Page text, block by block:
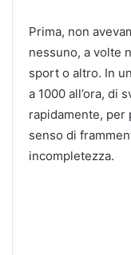
Prima, non
nessuno, a volte
sport o altro. In
a 1000 all’ora, di
rapidamente, per
senso di
incompletezza.